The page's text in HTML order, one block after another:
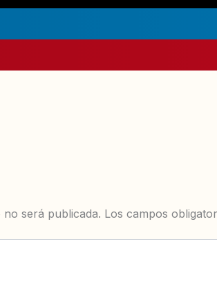
será publicada. Los campos